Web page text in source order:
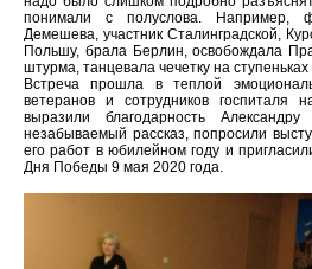
понимали с полуслова. Например,
Демешева, участник Сталинградской,
Польшу, брала Берлин, освобождала
штурма, танцевала чечетку на ступеньках
Встреча прошла в теплой
ветеранов и сотрудников госпиталя
выразили благодарность
незабываемый рассказ, попросили
его работ в юбилейном году и
Дня Победы 9 мая 2020 года.